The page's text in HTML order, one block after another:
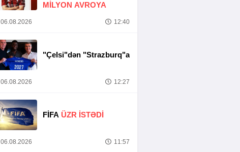
MILYON AVROYA
06.08.2026 12:40
"Çelsi"dən "Strazburq"a
06.08.2026 12:27
FİFA ÜZR İSTƏDİ
06.08.2026 11:57